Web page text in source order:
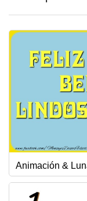
Animación &